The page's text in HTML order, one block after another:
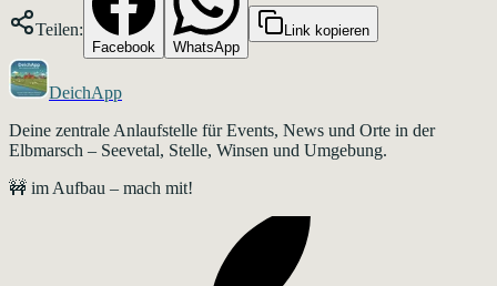
Teilen:
Facebook WhatsApp
Link kopieren
DeichApp
Deine zentrale Anlaufstelle für Events, News und Orte in der
Elbmarsch – Seevetal, Stelle, Winsen und Umgebung.
🚧 im Aufbau – mach mit!